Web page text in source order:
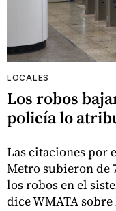
LOCALES
Los robos
policía lo
Las citaciones por
Metro subieron de
los robos en el
dice WMATA